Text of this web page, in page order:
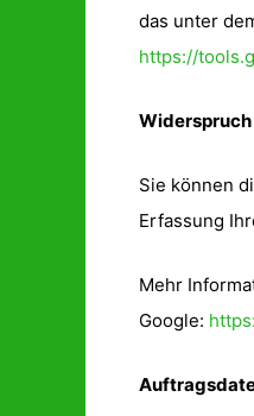
das unter
https://
Sie können
Erfassung
Mehr
Google: